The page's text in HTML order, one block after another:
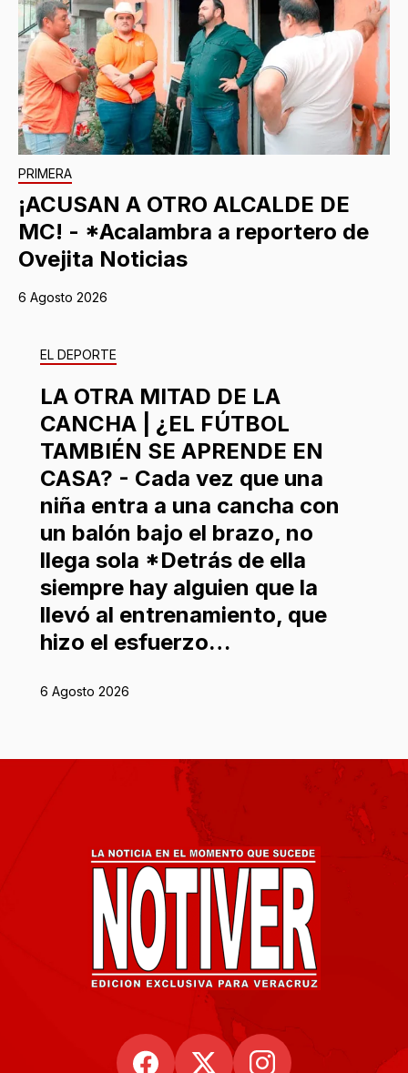
PRIMERA
¡ACUSAN A OTRO ALCALDE DE
MC! - *Acalambra a reportero de
Ovejita Noticias
6 Agosto 2026
EL DEPORTE
LA OTRA MITAD DE LA
CANCHA | ¿EL FÚTBOL
TAMBIÉN SE APRENDE EN
CASA? - Cada vez que una
niña entra a una cancha con
un balón bajo el brazo, no
llega sola *Detrás de ella
siempre hay alguien que la
llevó al entrenamiento, que
hizo el esfuerzo…
6 Agosto 2026